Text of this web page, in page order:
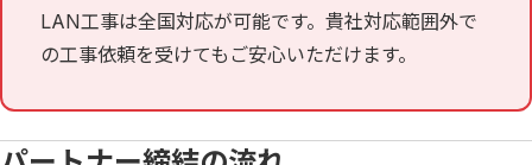
LAN工事は全国対応が可能です。貴社対応範囲外で
の工事依頼を受けてもご安心いただけます。